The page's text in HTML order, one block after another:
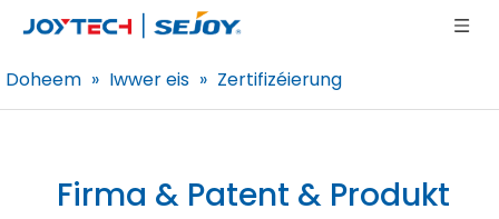
Doheem » Iwwer eis » Zertifizéierung
Firma & Patent & Produkt